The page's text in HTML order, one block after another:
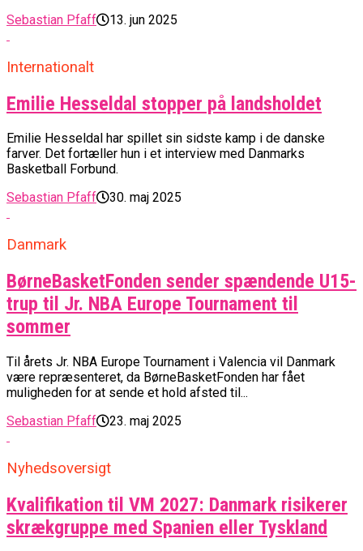
Sebastian Pfaff
13. jun 2025
Internationalt
Emilie Hesseldal stopper på landsholdet
Emilie Hesseldal har spillet sin sidste kamp i de danske
farver. Det fortæller hun i et interview med Danmarks
Basketball Forbund.
Sebastian Pfaff
30. maj 2025
Danmark
BørneBasketFonden sender spændende U15-
trup til Jr. NBA Europe Tournament til
sommer
Til årets Jr. NBA Europe Tournament i Valencia vil Danmark
være repræsenteret, da BørneBasketFonden har fået
muligheden for at sende et hold afsted til...
Sebastian Pfaff
23. maj 2025
Nyhedsoversigt
Kvalifikation til VM 2027: Danmark risikerer
skrækgruppe med Spanien eller Tyskland